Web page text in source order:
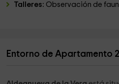
Talleres: Observación de
Entorno de Apartamento